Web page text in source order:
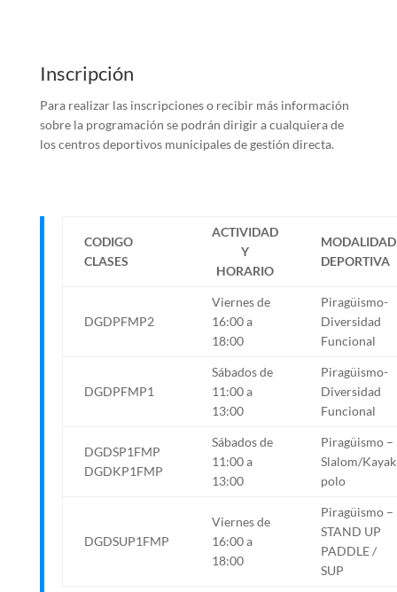
Inscripción
Para realizar las inscripciones o recibir más información
sobre la programación se podrán dirigir a cualquiera de
los centros deportivos municipales de gestión directa.
CODIGO
CLASES
ACTIVIDAD
Y
HORARIO
MODALIDAD
DEPORTIVA
DGDPFMP2
Viernes de
16:00 a
18:00
Piragüismo-
Diversidad
Funcional
DGDPFMP1
Sábados de
11:00 a
13:00
Piragüismo-
Diversidad
Funcional
DGDSP1FMP
DGDKP1FMP
Sábados de
11:00 a
13:00
Piragüismo –
Slalom/Kayak
polo
DGDSUP1FMP
Viernes de
16:00 a
18:00
Piragüismo –
STAND UP
PADDLE /
SUP